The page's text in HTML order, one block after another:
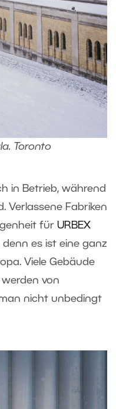
Toronto
in Betrieb, während
Verlassene Fabriken
für URBEX
denn es ist eine ganz
Viele Gebäude
von
nicht unbedingt